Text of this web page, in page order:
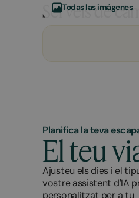
Todas las imágenes
Serveis de
Planifica la teva
El teu
Ajusteu els dies i el
vostre assistent d'IA
personalitzat per a tu